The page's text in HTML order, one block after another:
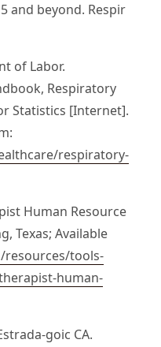
and beyond. Respir
of Labor.
Respiratory
Statistics [Internet].
respiratory-
Human Resource
Texas; Available
tools-
human-
goic CA.